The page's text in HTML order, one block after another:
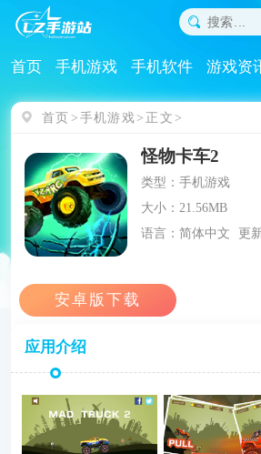
首页 手机游戏 手机软件 游戏资
首页 手机游戏 正文
怪物卡车2
类型：手机游戏
大小：21.56MB
语言：简体中文
更
应用介绍